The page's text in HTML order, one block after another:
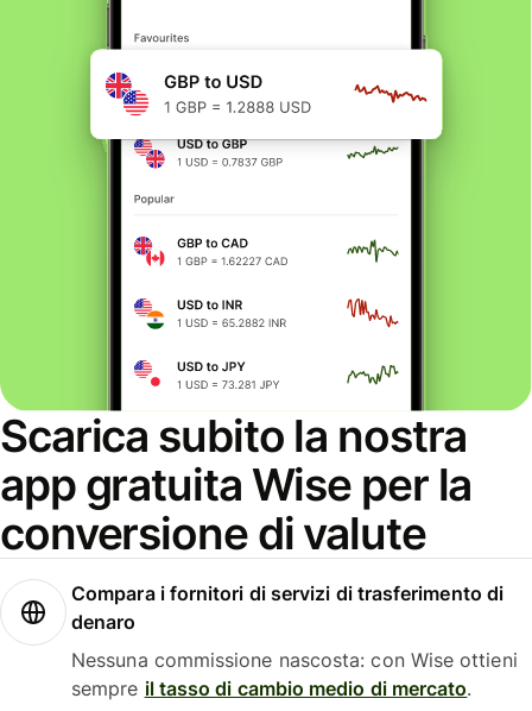
Scarica subito la nostra
app gratuita Wise per la
conversione di valute
Compara i fornitori di servizi di trasferimento di
denaro
Nessuna commissione nascosta: con Wise ottieni
sempre il tasso di cambio medio di mercato.